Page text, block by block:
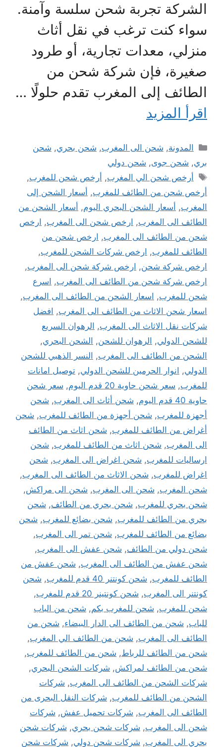
الشركة تجربة شحن سلسة وآمنة.
سواء كنت ترغب في نقل أثاث
منزلي، معدات تجارية، أو طرود
صغيرة، فإن شركة شحن من
الطائف إلى المغرب تقدم حلولًا …
اقرأ المزيد
التصنيفات
المدونة, شحن الى المغرب, شحن بحري, شحن
بري, شحن جوى, شحن دولي
الوسوم
أرخص شحن الي المغرب, أرخص شحن للمغرب,
أرخص شحن من الطائف للمغرب, أسعار الشحن إلى
المغرب, أسعار الشحن البحري اليوم, أسعار الشحن من
الطائف الى المغرب, ارخص شحن الى المغرب, ارخص
شحن من الطائف الى المغرب, ارخص شحن من
الطائف للمغرب, ارخص شركات الشحن للمغرب,
ارخص شركة شحن, ارخص شركة شحن الى المغرب,
ارخص شركة شحن من الطائف الى المغرب, اسرع
شحن للمغرب, اسعار الشحن من الطائف الى المغرب,
اسعار شحن الاثاث من الطائف الى المغرب, افضل
شركات نقل الاثاث الى المغرب, الرهوان السريع
للشحن الدولي, الرهوان للشحن, الشحن البحري,
الشحن من الطائف الى المغرب, النسر الذهبي للشحن
الدولي, انوار الحرمين للشحن الدولي, توصيل امانات
للمغرب, سعر شحن حاوية 20 قدم اليوم , سعر شحن
حاوية 40 قدم اليوم
, شحن أثاث الى المغرب, شحن
أجهزة للمغرب, شحن أجهزة من الطائف للمغرب, شحن
أغراض من الطائف للمغرب, شحن اثاث من الطائف
الى المغرب, شحن اثاث من الطائف للمغرب, شحن
ارساليات للمغرب, شحن اغراض الى المغرب, شحن
اغراض للمغرب, شحن الاثاث من الطائف الى المغرب,
شحن المغرب, شحن الى المغرب, شحن الى مراكش,
شحن بحري للمغرب, شحن بحري من الطائف, شحن
بحري من الطائف للمغرب, شحن بضائع للمغرب, شحن
بضائع من الطائف للمغرب, شحن تمر الى المغرب,
شحن دولي من الطائف, شحن عفش الى المغرب,
شحن عفش من الطائف الى المغرب, شحن عفش من
الطائف للمغرب, شحن كونتنر 40 قدم للمغرب , شحن
كونتنر الى المغرب, شحن كونتينر 20 قدم للمغرب
,
شحن للمغرب, شحن للمغرب بكم, شحن من الباب
للباب, شحن من الطائف الى الدار البيضاء, شحن من
الطائف الى المغرب, شحن من الطائف الي المغرب,
شحن من الطائف للرباط, شحن من الطائف للمغرب,
شحن من الطائف لمراكش, شركات الشحن البحري,
شركات الشحن من الطائف الى المغرب, شركات
الشحن من الطائف للمغرب, شركات النقل البحرى من
الطائف الى المغرب, شركات تحميل عفش, شركات
شحن الى المغرب, شركات شحن بحري, شركات شحن
بحري الى المغرب, شركات شحن دولي, شركات شحن